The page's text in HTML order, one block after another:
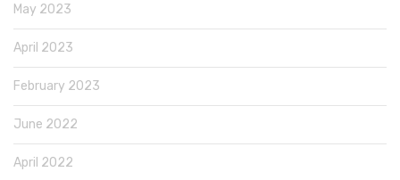
May 2023
April 2023
February 2023
June 2022
April 2022